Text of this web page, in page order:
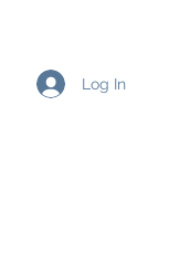
Log In